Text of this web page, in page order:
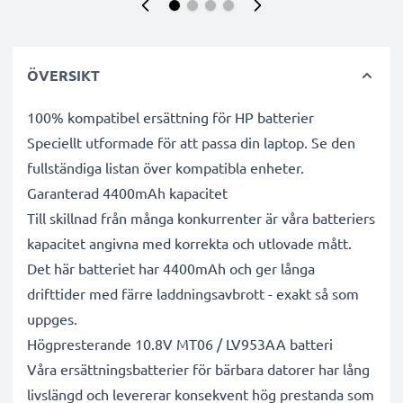
ÖVERSIKT
100% kompatibel ersättning för HP batterier
Speciellt utformade för att passa din laptop. Se den
fullständiga listan över kompatibla enheter.
Garanterad 4400mAh kapacitet
Till skillnad från många konkurrenter är våra batteriers
kapacitet angivna med korrekta och utlovade mått.
Det här batteriet har 4400mAh och ger långa
drifttider med färre laddningsavbrott - exakt så som
uppges.
Högpresterande 10.8V MT06 / LV953AA batteri
Våra ersättningsbatterier för bärbara datorer har lång
livslängd och levererar konsekvent hög prestanda som